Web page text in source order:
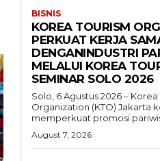
BISNIS
KOREA TOURISM
PERKUAT KERJA
DENGANINDUSTRI
MELALUI KOREA
SEMINAR SOLO 2026
Solo, 6 Agustus 2026 – Korea
Organization (KTO) Jakarta
memperkuat promosi
August 7, 2026